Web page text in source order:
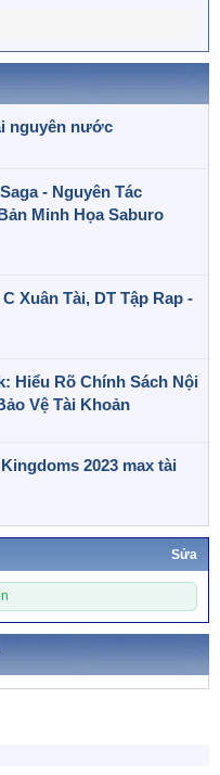
nguyên nước
- Nguyên Tác
Minh Họa Saburo
Xuân Tài, DT Tập Rap -
Hiểu Rõ Chính Sách Nội
Vệ Tài Khoản
2023 max tài
Sửa